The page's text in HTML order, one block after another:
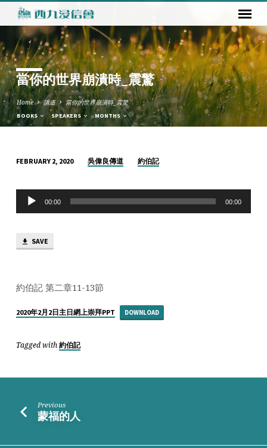
當你的世界崩潰時_震驚
Home 講道 當你的世界崩潰時_震驚
BOOKS SPEAKERS MONTHS
你
的
世
崩
_
驚
FEBRUARY 2, 2020 吳偉良傳道 約伯記
Audio
Player
00:00 00:00
SAVE
約伯記 第二章11-13節
2020年2月2日主日網上崇拜PPT DOWNLOAD
Tagged with 約伯記
Previous
蒙福的人